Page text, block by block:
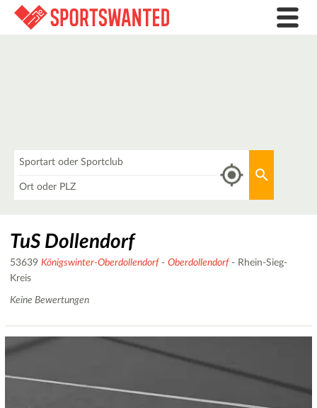
TuS Dollendorf
53639 Königswinter-Oberdollendorf- Oberdollendorf- Rhein-Sieg-
Kreis
Keine Bewertungen